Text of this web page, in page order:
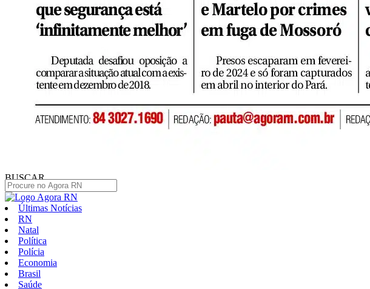
BUSCAR
Últimas Notícias
RN
Natal
Política
Polícia
Economia
Brasil
Saúde